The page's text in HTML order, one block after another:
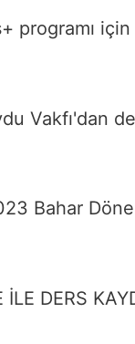
programı
Vakfı'dan
Bahar
İLE DERS